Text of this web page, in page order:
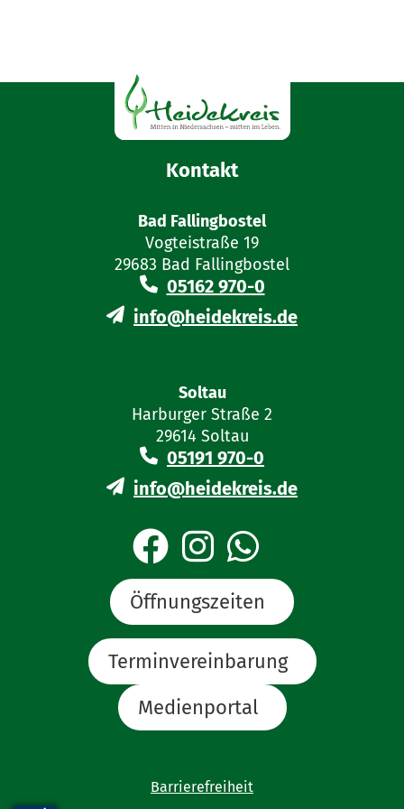
Kontakt
Bad Fallingbostel
Vogteistraße 19
29683 Bad Fallingbostel
05162 970-0
info@heidekreis.de
Soltau
Harburger Straße 2
29614 Soltau
05191 970-0
info@heidekreis.de
Öffnungszeiten
Terminvereinbarung
Medienportal
Barrierefreiheit